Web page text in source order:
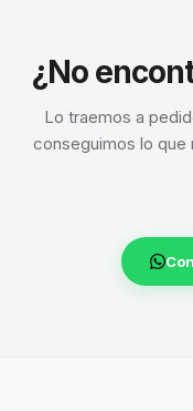
¿No
Lo traemos a
conseguimos lo que